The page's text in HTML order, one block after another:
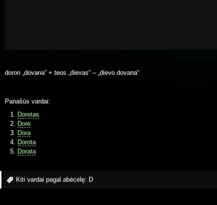
doron „dovana“ + teos „dievas“ – „dievo dovana“
Panašūs vardai:
Doretas
Dorė
Dora
Dorota
Dorata
Kiti vardai pagal abėcėlę: D